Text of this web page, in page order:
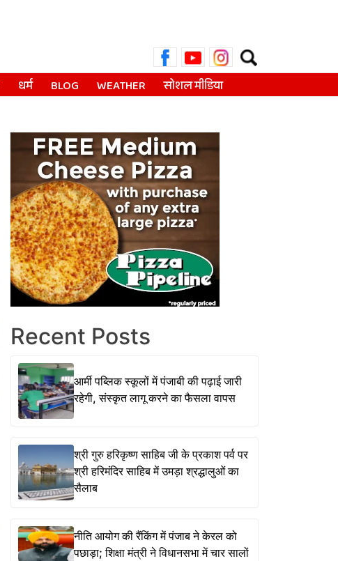
Search
for:
धर्म BLOG WEATHER सोशल मीडिया
Recent Posts
आर्मी पब्लिक स्कूलों में पंजाबी की पढ़ाई जारी
रहेगी, संस्कृत लागू करने का फैसला वापस
श्री गुरु हरिकृष्ण साहिब जी के प्रकाश पर्व पर
श्री हरिमंदिर साहिब में उमड़ा श्रद्धालुओं का
सैलाब
नीति आयोग की रैंकिंग में पंजाब ने केरल को
पछाड़ा; शिक्षा मंत्री ने विधानसभा में चार सालों